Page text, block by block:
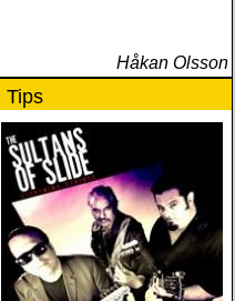
Håkan Olsson
Tips